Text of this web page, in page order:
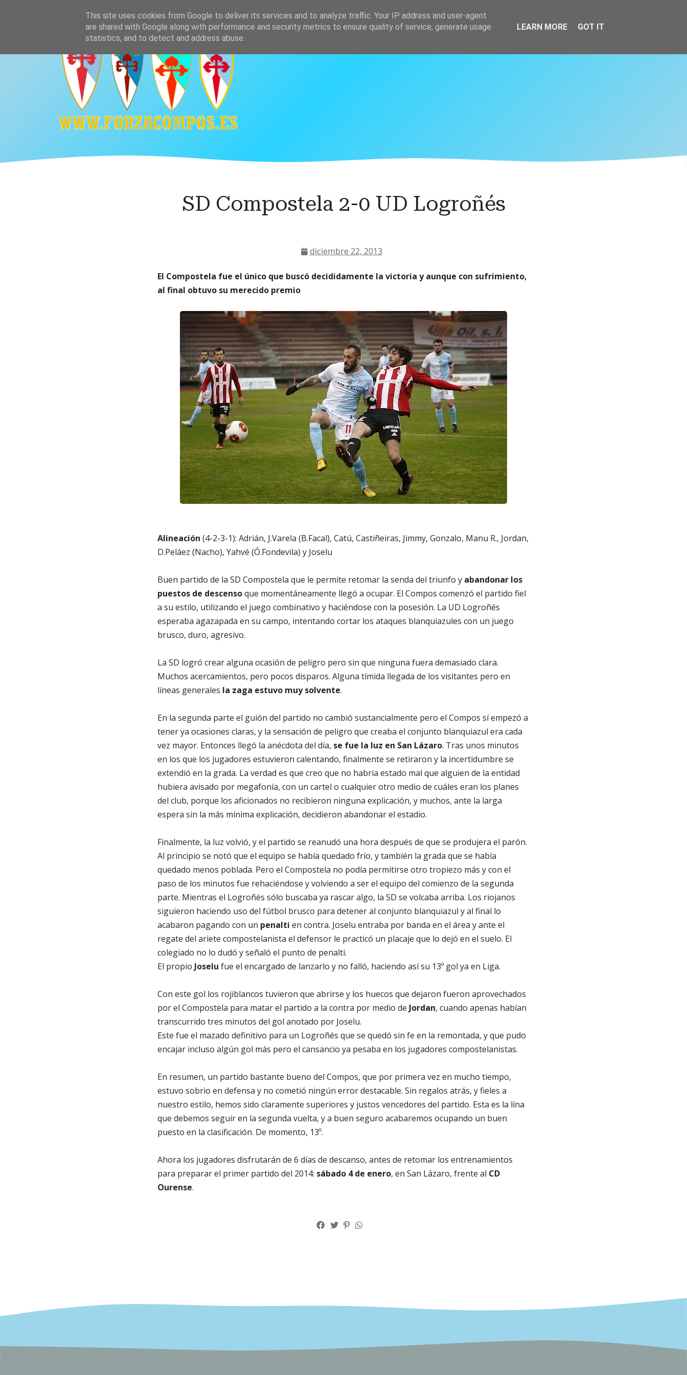
Home Plantilla Calendario y resultados Clasificación
SD Compostela 2-0 UD Logroñés
diciembre 22, 2013
El Compostela fue el único que buscó decididamente la victoria y aunque con sufrimiento,
al final obtuvo su merecido premio
Alineación (4-2-3-1): Adrián, J.Varela (B.Facal), Catú, Castiñeiras, Jimmy, Gonzalo, Manu R., Jordan,
D.Peláez (Nacho), Yahvé (Ó.Fondevila) y Joselu
Buen partido de la SD Compostela que le permite retomar la senda del triunfo y abandonar los
puestos de descensoque momentáneamente llegó a ocupar. El Compos comenzó el partido fiel
a su estilo, utilizando el juego combinativo y haciéndose con la posesión. La UD Logroñés
esperaba agazapada en su campo, intentando cortar los ataques blanquiazules con un juego
brusco, duro, agresivo.
La SD logró crear alguna ocasión de peligro pero sin que ninguna fuera demasiado clara.
Muchos acercamientos, pero pocos disparos. Alguna tímida llegada de los visitantes pero en
líneas generales la zaga estuvo muy solvente.
En la segunda parte el guión del partido no cambió sustancialmente pero el Compos sí empezó a
tener ya ocasiones claras, y la sensación de peligro que creaba el conjunto blanquiazul era cada
vez mayor. Entonces llegó la anécdota del día, se fue la luz en San Lázaro. Tras unos minutos
en los que los jugadores estuvieron calentando, finalmente se retiraron y la incertidumbre se
extendió en la grada. La verdad es que creo que no habría estado mal que alguien de la entidad
hubiera avisado por megafonía, con un cartel o cualquier otro medio de cuáles eran los planes
del club, porque los aficionados no recibieron ninguna explicación, y muchos, ante la larga
espera sin la más mínima explicación, decidieron abandonar el estadio.
Finalmente, la luz volvió, y el partido se reanudó una hora después de que se produjera el parón.
Al principio se notó que el equipo se había quedado frío, y también la grada que se había
quedado menos poblada. Pero el Compostela no podía permitirse otro tropiezo más y con el
paso de los minutos fue rehaciéndose y volviendo a ser el equipo del comienzo de la segunda
parte. Mientras el Logroñés sólo buscaba ya rascar algo, la SD se volcaba arriba. Los riojanos
siguieron haciendo uso del fútbol brusco para detener al conjunto blanquiazul y al final lo
acabaron pagando con un penalti en contra. Joselu entraba por banda en el área y ante el
regate del ariete compostelanista el defensor le practicó un placaje que lo dejó en el suelo. El
colegiado no lo dudó y señaló el punto de penalti.
El propio Joselu fue el encargado de lanzarlo y no falló, haciendo así su 13º gol ya en Liga.
Con este gol los rojiblancos tuvieron que abrirse y los huecos que dejaron fueron aprovechados
por el Compostela para matar el partido a la contra por medio de Jordan, cuando apenas habían
transcurrido tres minutos del gol anotado por Joselu.
Este fue el mazado definitivo para un Logroñés que se quedó sin fe en la remontada, y que pudo
encajar incluso algún gol más pero el cansancio ya pesaba en los jugadores compostelanistas.
En resumen, un partido bastante bueno del Compos, que por primera vez en mucho tiempo,
estuvo sobrio en defensa y no cometió ningún error destacable. Sin regalos atrás, y fieles a
nuestro estilo, hemos sido claramente superiores y justos vencedores del partido. Esta es la lína
que debemos seguir en la segunda vuelta, y a buen seguro acabaremos ocupando un buen
puesto en la clasificación. De momento, 13º.
Ahora los jugadores disfrutarán de 6 días de descanso, antes de retomar los entrenamientos
para preparar el primer partido del 2014: sábado 4 de enero, en San Lázaro, frente al CD
Ourense.
This site uses cookies from Google to deliver its services and to analyze traffic. Your IP address and user-agent
are shared with Google along with performance and security metrics to ensure quality of service, generate usage
statistics, and to detect and address abuse.
LEARN MORE GOT IT